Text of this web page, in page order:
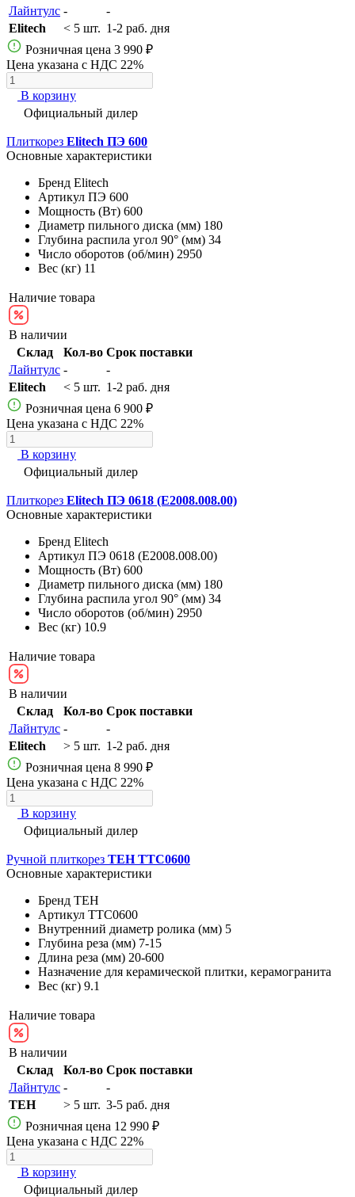
Лайнтулс -
-
Elitech
< 5 шт. 1-2 раб. дня
Розничная цена 3 990 ₽
Цена указана с НДС 22%
В корзину
Официальный дилер
Плиткорез Elitech ПЭ 600
Основные характеристики
Бренд Elitech
Артикул ПЭ 600
Мощность (Вт) 600
Диаметр пильного диска (мм) 180
Глубина распила угол 90° (мм) 34
Число оборотов (об/мин) 2950
Вес (кг) 11
Наличие товара
В наличии
Склад
Кол-во Срок поставки
Лайнтулс -
-
Elitech
< 5 шт. 1-2 раб. дня
Розничная цена 6 900 ₽
Цена указана с НДС 22%
В корзину
Официальный дилер
Плиткорез Elitech ПЭ 0618 (E2008.008.00)
Основные характеристики
Бренд Elitech
Артикул ПЭ 0618 (E2008.008.00)
Мощность (Вт) 600
Диаметр пильного диска (мм) 180
Глубина распила угол 90° (мм) 34
Число оборотов (об/мин) 2950
Вес (кг) 10.9
Наличие товара
В наличии
Склад
Кол-во Срок поставки
Лайнтулс -
-
Elitech
> 5 шт. 1-2 раб. дня
Розничная цена 8 990 ₽
Цена указана с НДС 22%
В корзину
Официальный дилер
Ручной плиткорез TEH TTC0600
Основные характеристики
Бренд TEH
Артикул TTC0600
Внутренний диаметр ролика (мм) 5
Глубина реза (мм) 7-15
Длина реза (мм) 20-600
Назначение для керамической плитки, керамогранита
Вес (кг) 9.1
Наличие товара
В наличии
Склад
Кол-во Срок поставки
Лайнтулс -
-
TEH
> 5 шт. 3-5 раб. дня
Розничная цена 12 990 ₽
Цена указана с НДС 22%
В корзину
Официальный дилер